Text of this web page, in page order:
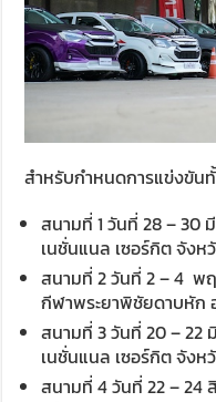
สำหรับกำหนดการแข่งขั
สนามที่ 1 วันที่ 28 – 30
เนชั่นแนล เซอร์กิต จังห
สนามที่ 2 วันที่ 2 – 4 พ
กีฬาพระยาพิชัยดาบหัก
สนามที่ 3 วันที่ 20 – 22
เนชั่นแนล เซอร์กิต จังห
สนามที่ 4 วันที่ 22 – 24